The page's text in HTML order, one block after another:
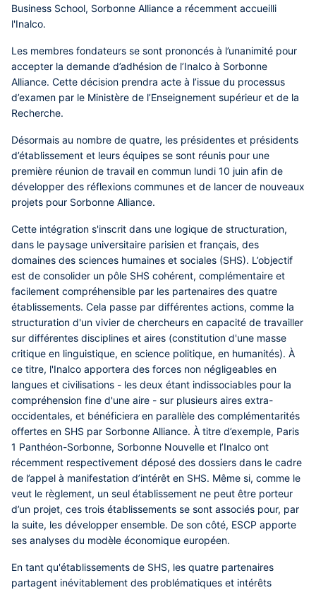
Business School, Sorbonne Alliance a récemment accueilli
l'Inalco.
Les membres fondateurs se sont prononcés à l’unanimité pour
accepter la demande d’adhésion de l’Inalco à Sorbonne
Alliance. Cette décision prendra acte à l’issue du processus
d’examen par le Ministère de l’Enseignement supérieur et de la
Recherche.
Désormais au nombre de quatre, les présidentes et présidents
d’établissement et leurs équipes se sont réunis pour une
première réunion de travail en commun lundi 10 juin afin de
développer des réflexions communes et de lancer de nouveaux
projets pour Sorbonne Alliance.
Cette intégration s'inscrit dans une logique de structuration,
dans le paysage universitaire parisien et français, des
domaines des sciences humaines et sociales (SHS). L’objectif
est de consolider un pôle SHS cohérent, complémentaire et
facilement compréhensible par les partenaires des quatre
établissements. Cela passe par différentes actions, comme la
structuration d'un vivier de chercheurs en capacité de travailler
sur différentes disciplines et aires (constitution d'une masse
critique en linguistique, en science politique, en humanités). À
ce titre, l'Inalco apportera des forces non négligeables en
langues et civilisations - les deux étant indissociables pour la
compréhension fine d'une aire - sur plusieurs aires extra-
occidentales, et bénéficiera en parallèle des complémentarités
offertes en SHS par Sorbonne Alliance. À titre d’exemple, Paris
1 Panthéon-Sorbonne, Sorbonne Nouvelle et l’Inalco ont
récemment respectivement déposé des dossiers dans le cadre
de l’appel à manifestation d’intérêt en SHS. Même si, comme le
veut le règlement, un seul établissement ne peut être porteur
d’un projet, ces trois établissements se sont associés pour, par
la suite, les développer ensemble. De son côté, ESCP apporte
ses analyses du modèle économique européen.
En tant qu'établissements de SHS, les quatre partenaires
partagent inévitablement des problématiques et intérêts